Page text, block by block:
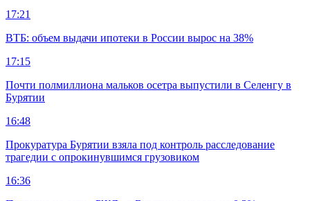
17:21
ВТБ: объем выдачи ипотеки в России вырос на 38%
17:15
Почти полмиллиона мальков осетра выпустили в Селенгу в
Бурятии
16:48
Прокуратура Бурятии взяла под контроль расследование
трагедии с опрокинувшимся грузовиком
16:36